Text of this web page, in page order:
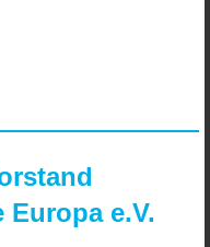
e.V.